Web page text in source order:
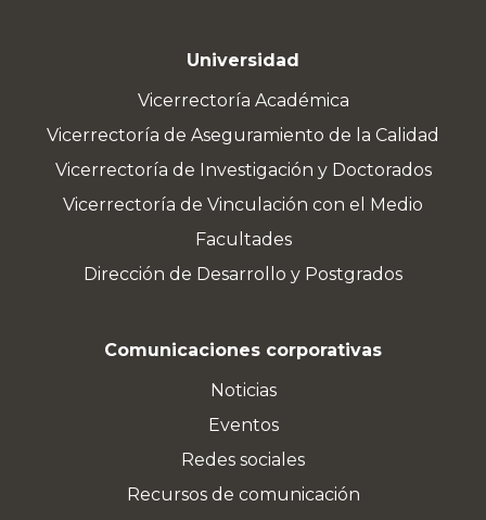
Universidad
Vicerrectoría Académica
Vicerrectoría de Aseguramiento de la Calidad
Vicerrectoría de Investigación y Doctorados
Vicerrectoría de Vinculación con el Medio
Facultades
Dirección de Desarrollo y Postgrados
Comunicaciones corporativas
Noticias
Eventos
Redes sociales
Recursos de comunicación